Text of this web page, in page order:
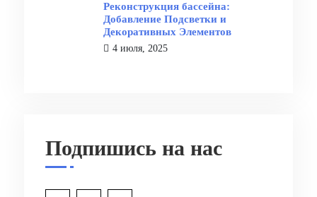
Реконструкция бассейна:
Добавление Подсветки и
Декоративных Элементов
4 июля, 2025
Подпишись на нас